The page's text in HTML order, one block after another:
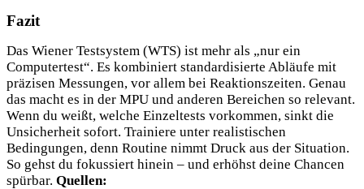
Fazit
Das Wiener Testsystem (WTS) ist mehr als „nur ein
Computertest“. Es kombiniert standardisierte Abläufe mit
präzisen Messungen, vor allem bei Reaktionszeiten. Genau
das macht es in der MPU und anderen Bereichen so relevant.
Wenn du weißt, welche Einzeltests vorkommen, sinkt die
Unsicherheit sofort. Trainiere unter realistischen
Bedingungen, denn Routine nimmt Druck aus der Situation.
So gehst du fokussiert hinein – und erhöhst deine Chancen
spürbar. Quellen: